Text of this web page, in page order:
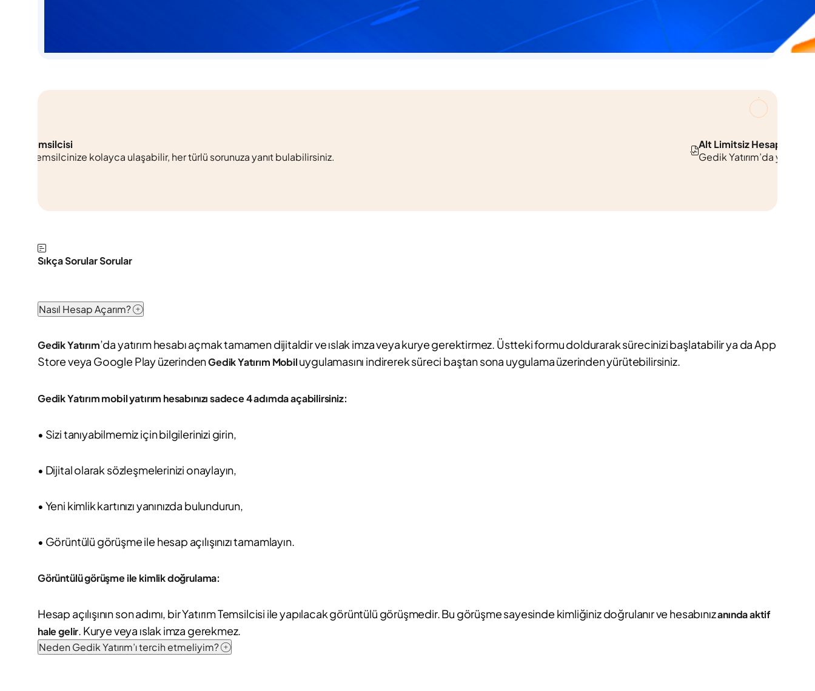
Size özel yatırım temsilcinize kolayca ulaşabilir, her türlü sorunuza yanıt bulabilirsiniz.
Sıkça Sorular Sorular
Nasıl Hesap Açarım?
Gedik Yatırım’da yatırım hesabı açmak tamamen dijitaldir ve ıslak imza veya kurye gerektirmez. Üstteki formu doldurarak sürecinizi başlatabilir ya da App
Store veya Google Play üzerindenGedik Yatırım Mobiluygulamasını indirerek süreci baştan sona uygulama üzerinden yürütebilirsiniz.
Gedik Yatırım mobil yatırım hesabınızı sadece 4 adımda açabilirsiniz:
• Sizi tanıyabilmemiz için bilgilerinizi girin,
• Dijital olarak sözleşmelerinizi onaylayın,
• Yeni kimlik kartınızı yanınızda bulundurun,
• Görüntülü görüşme ile hesap açılışınızı tamamlayın.
Görüntülü görüşme ile kimlik doğrulama:
Hesap açılışının son adımı, bir Yatırım Temsilcisi ile yapılacak görüntülü görüşmedir. Bu görüşme sayesinde kimliğiniz doğrulanır ve hesabınızanında aktif
hale gelir. Kurye veya ıslak imza gerekmez.
Neden Gedik Yatırım’ı tercih etmeliyim?